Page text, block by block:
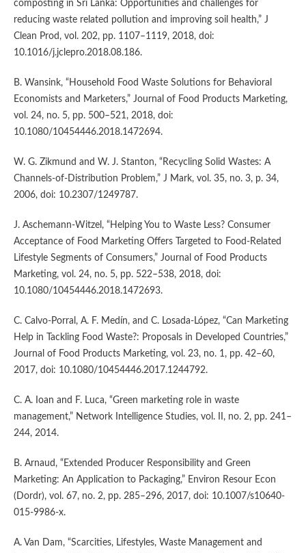
composting in Sri Lanka: Opportunities and challenges for
reducing waste related pollution and improving soil health,” J
Clean Prod, vol. 202, pp. 1107–1119, 2018, doi:
10.1016/j.jclepro.2018.08.186.
B. Wansink, “Household Food Waste Solutions for Behavioral
Economists and Marketers,” Journal of Food Products Marketing,
vol. 24, no. 5, pp. 500–521, 2018, doi:
10.1080/10454446.2018.1472694.
W. G. Zikmund and W. J. Stanton, “Recycling Solid Wastes: A
Channels-of-Distribution Problem,” J Mark, vol. 35, no. 3, p. 34,
2006, doi: 10.2307/1249787.
J. Aschemann-Witzel, “Helping You to Waste Less? Consumer
Acceptance of Food Marketing Offers Targeted to Food-Related
Lifestyle Segments of Consumers,” Journal of Food Products
Marketing, vol. 24, no. 5, pp. 522–538, 2018, doi:
10.1080/10454446.2018.1472693.
C. Calvo-Porral, A. F. Medín, and C. Losada-López, “Can Marketing
Help in Tackling Food Waste?: Proposals in Developed Countries,”
Journal of Food Products Marketing, vol. 23, no. 1, pp. 42–60,
2017, doi: 10.1080/10454446.2017.1244792.
C. A. Ioan and F. Luca, “Green marketing role in waste
management,” Network Intelligence Studies, vol. II, no. 2, pp. 241–
244, 2014.
B. Arnaud, “Extended Producer Responsibility and Green
Marketing: An Application to Packaging,” Environ Resour Econ
(Dordr), vol. 67, no. 2, pp. 285–296, 2017, doi: 10.1007/s10640-
015-9986-x.
A. Van Dam, “Scarcities, Lifestyles, Waste Management and